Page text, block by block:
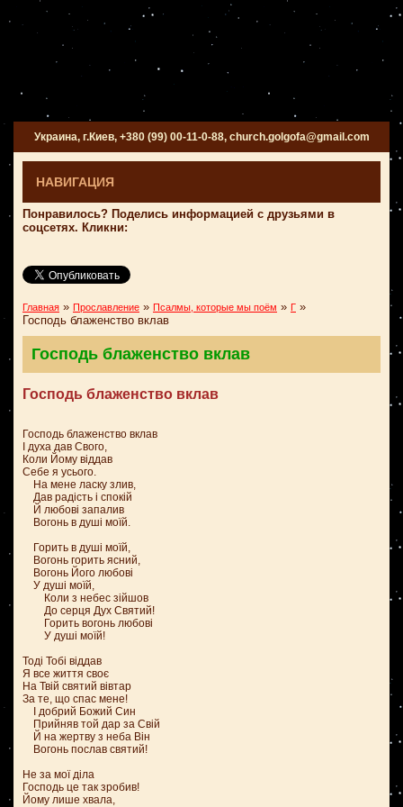
Украина, г.Киев, +380 (99) 00-11-0-88, church.golgofa@gmail.com
НАВИГАЦИЯ
Понравилось? Поделись информацией с друзьями в
соцсетях. Кликни:
Главная » Прославление » Псалмы, которые мы поём » Г »
Господь блаженство вклав
Господь блаженство вклав
Господь блаженство вклав
Господь блаженство вклав
І духа дав Свого,
Коли Йому віддав
Себе я усього.
На мене ласку злив,
Дав радість і спокій
Й любові запалив
Вогонь в душі моїй.
Горить в душі моїй,
Вогонь горить ясний,
Вогонь Його любові
У душі моїй,
Коли з небес зійшов
До серця Дух Святий!
Горить вогонь любові
У душі моїй!
Тоді Тобі віддав
Я все життя своє
На Твій святий вівтар
За те, що спас мене!
І добрий Божий Син
Прийняв той дар за Свій
Й на жертву з неба Він
Вогонь послав святий!
Не за мої діла
Господь це так зробив!
Йому лише хвала,